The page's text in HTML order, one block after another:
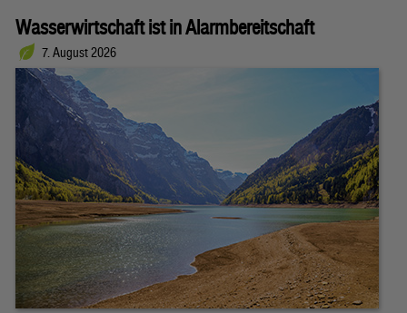
Wasserwirtschaft ist in Alarmbereitschaft
7. August 2026